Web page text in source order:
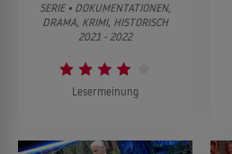
SERIE • DOKUMENTATIONEN,
DRAMA, KRIMI, HISTORISCH
2021 - 2022
Lesermeinung